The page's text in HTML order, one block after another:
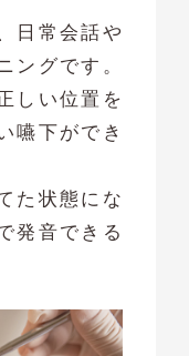
日常会話や
ングです。
しい位置を
嚥下ができ
た状態にな
発音できる